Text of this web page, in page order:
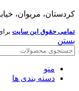
کردستان، مریوان،
تمامی حقوق این سایت
بستن
منو
دسته بندی ها